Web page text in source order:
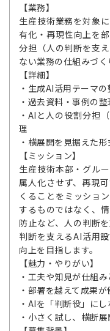
【業務】
生産技術業務を対象
有化・再現性向上を
分担（人の判断を支
ない業務の仕組みづく
【詳細】
・生成AI活用テーマ
・過去資料・事例の
・AIと人の役割分担
理
・横展開を見据えた
【ミッション】
生産技術本部・グル
属人化させず、再現
くることをミッショ
するものではなく、
防止など、人の判断
判断を支えるAI活用
向上を目指します。
【魅力・やりがい】
・工夫や知見が仕組
・部署を越えて成果が
・AIを「判断役」に
・小さく試し、横断